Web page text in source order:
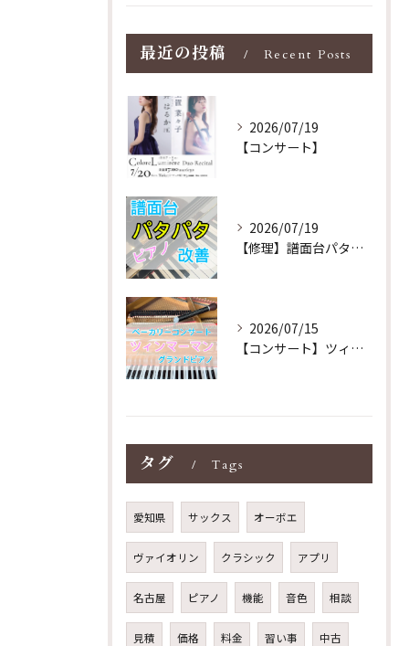
最近の投稿 Recent Posts
2026/07/19
【コンサート】
2026/07/19
【修理】譜面台パタパタを改善！ストレス解消！
2026/07/15
【コンサート】ツィンマーマンのグランドピアノ♪木目猫足グラン...
タグ Tags
愛知県 サックス オーボエ
ヴァイオリン クラシック アプリ
名古屋 ピアノ 機能 音色 相談
見積 価格 料金 習い事 中古